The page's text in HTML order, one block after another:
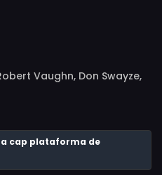
Vaughn, Don Swayze,
Deborah Harmon,
Sherry Hursey, Lisanne
Crampton, John Otrin, Terri
Horton, Leslie Winston,
Neil Bagg, Max G.
cap plataforma de